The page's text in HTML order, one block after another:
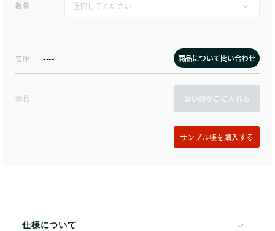
数量
在庫 ---- 商品について問い合わせ
価格 買い物かごに入れる
仕様について